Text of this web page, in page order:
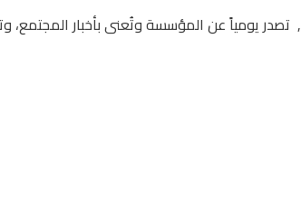
, تصدر يومياً عن المؤسسة وتُعنى بأخبار المجتمع،